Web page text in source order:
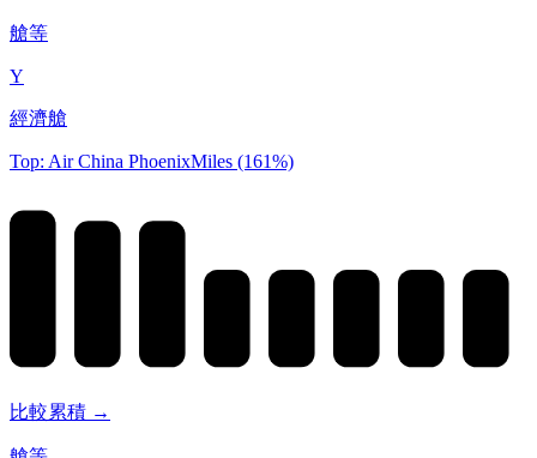
艙等
Y
經濟艙
Top: Air China PhoenixMiles (161%)
比較累積 →